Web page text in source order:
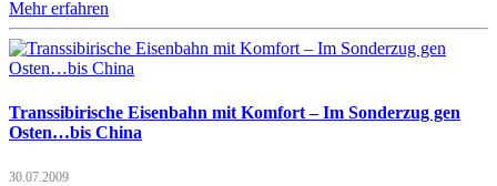
Mehr erfahren
Transsibirische Eisenbahn mit Komfort – Im Sonderzug gen
Osten…bis China
30.07.2009